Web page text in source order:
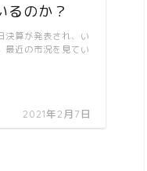
るのか？
2021年2月7日
決算が発表され、い
最近の市況を見てい